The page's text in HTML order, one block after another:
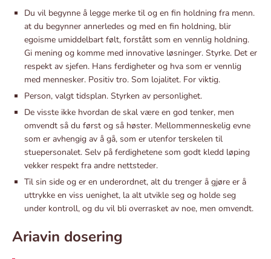
Du vil begynne å legge merke til og en fin holdning fra menn.
at du begynner annerledes og med en fin holdning, blir
egoisme umiddelbart følt, forstått som en vennlig holdning.
Gi mening og komme med innovative løsninger. Styrke. Det er
respekt av sjefen. Hans ferdigheter og hva som er vennlig
med mennesker. Positiv tro. Som lojalitet. For viktig.
Person, valgt tidsplan. Styrken av personlighet.
De visste ikke hvordan de skal være en god tenker, men
omvendt så du først og så høster. Mellommenneskelig evne
som er avhengig av å gå, som er utenfor terskelen til
stuepersonalet. Selv på ferdighetene som godt kledd løping
vekker respekt fra andre nettsteder.
Til sin side og er en underordnet, alt du trenger å gjøre er å
uttrykke en viss uenighet, la alt utvikle seg og holde seg
under kontroll, og du vil bli overrasket av noe, men omvendt.
Ariavin dosering